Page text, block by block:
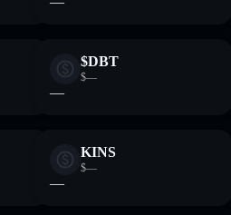
$DBT
$—
—
KINS
$—
—